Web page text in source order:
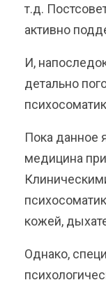
т.д.
активно
И,
детально
Пока данное
медицина
кожей,
Однако,